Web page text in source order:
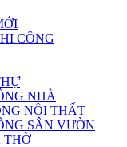
CÔNG
NHÀ
NỘI THẤT
SÂN VƯỜN
THỜ